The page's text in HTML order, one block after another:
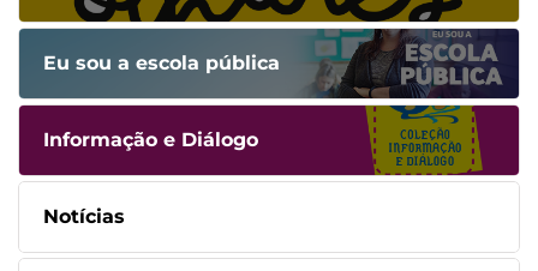
Eu sou a escola pública
Informação e Diálogo
Notícias